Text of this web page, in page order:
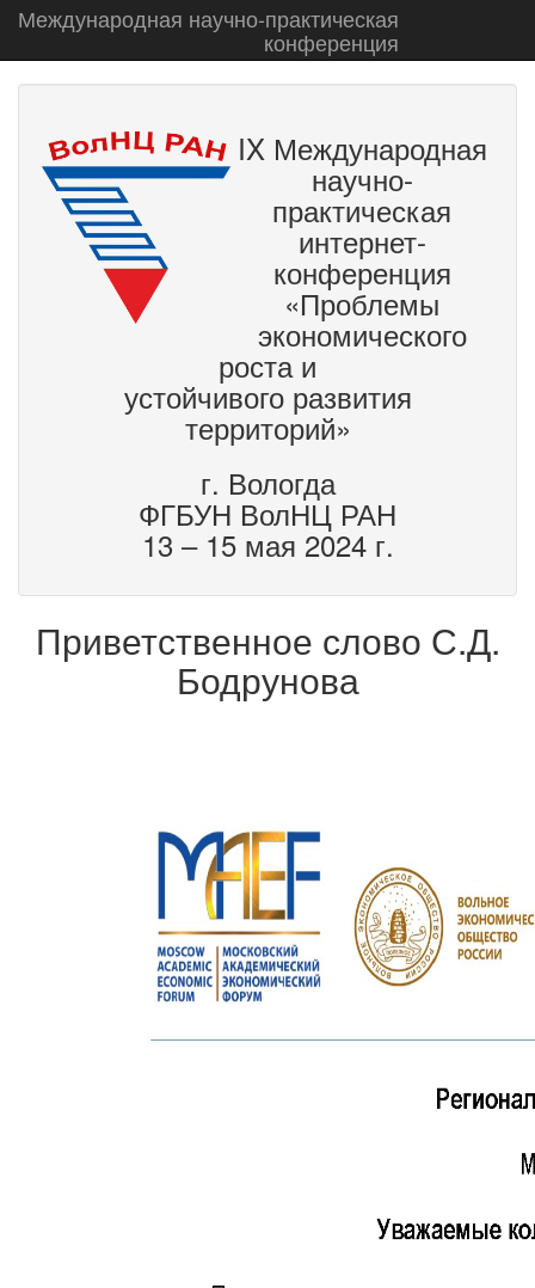
Международная научно-практическая
конференция
IX Международная
научно-
практическая
интернет-
конференция
«Проблемы
экономического
роста и
устойчивого развития
территорий»
г. Вологда
ФГБУН ВолНЦ РАН
13 – 15 мая 2024 г.
Приветственное слово С.Д.
Бодрунова